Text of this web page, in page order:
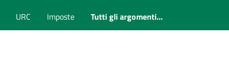
URC Imposte Tutti gli argomenti...